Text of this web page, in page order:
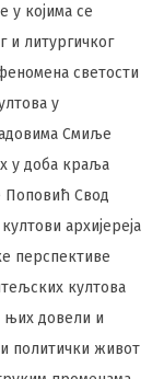
у којима се
и литургичког
светости
у
Смиље
у доба краља
Поповић Свод
архијереја
перспективе
култова
њих довели и
политички живот